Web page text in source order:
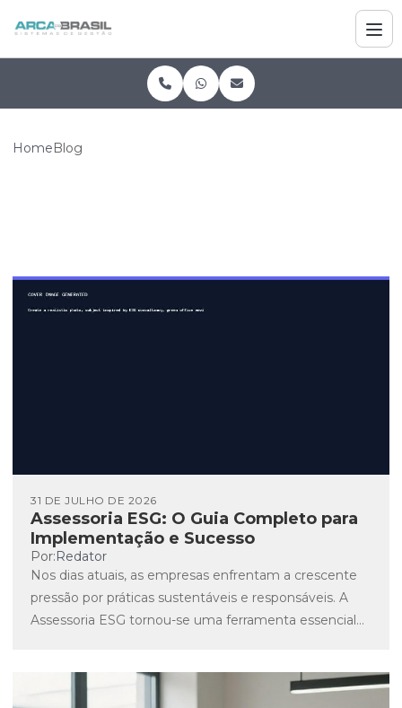
Home Blog
Assessoria ESG: O Guia Completo para
Implementação e Sucesso
31 DE JULHO DE 2026
Por:Redator
Nos dias atuais, as empresas enfrentam a crescente
pressão por práticas sustentáveis e responsáveis. A
Assessoria ESG tornou-se uma ferramenta essencial